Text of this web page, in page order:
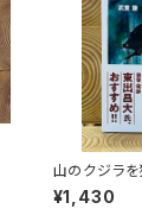
山のクジラ
び猟記（文庫版
¥1,430